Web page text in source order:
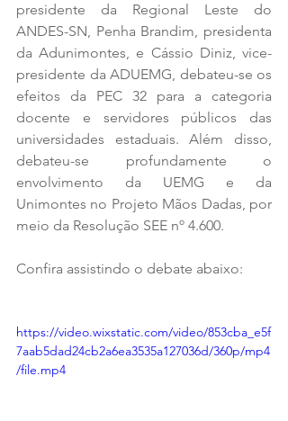
presidente da Regional Leste do
ANDES-SN, Penha Brandim, presidenta
da Adunimontes, e Cássio Diniz, vice-
presidente da ADUEMG, debateu-se os
efeitos da PEC 32 para a categoria
docente e servidores públicos das
universidades estaduais. Além disso,
debateu-se profundamente o
envolvimento da UEMG e da
Unimontes no Projeto Mãos Dadas, por
meio da Resolução SEE nº 4.600.
Confira assistindo o debate abaixo:
https://video.wixstatic.com/video/853cba_e5f
7aab5dad24cb2a6ea3535a127036d/360p/mp4
/file.mp4